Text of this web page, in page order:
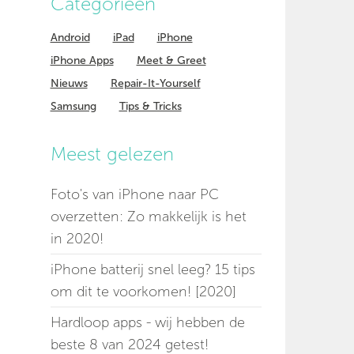
Android iPad
iPhone
iPhone Apps
Meet & Greet
Nieuws
Repair-It-Yourself
Samsung
Tips & Tricks
Meest gelezen
Foto's van iPhone naar PC
overzetten: Zo makkelijk is het
in 2020!
iPhone batterij snel leeg? 15 tips
om dit te voorkomen! [2020]
Hardloop apps - wij hebben de
beste 8 van 2024 getest!